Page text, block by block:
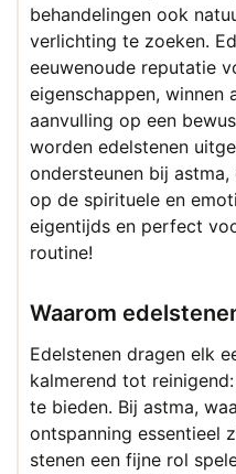
behandelingen ook
verlichting te zoeken.
eeuwenoude reputatie
eigenschappen, winnen
aanvulling op een
worden edelstenen
ondersteunen bij
op de spirituele en
eigentijds en perfect
routine!
Waarom
Edelstenen dragen elk
kalmerend tot
te bieden. Bij astma,
ontspanning essentieel
stenen een fijne rol